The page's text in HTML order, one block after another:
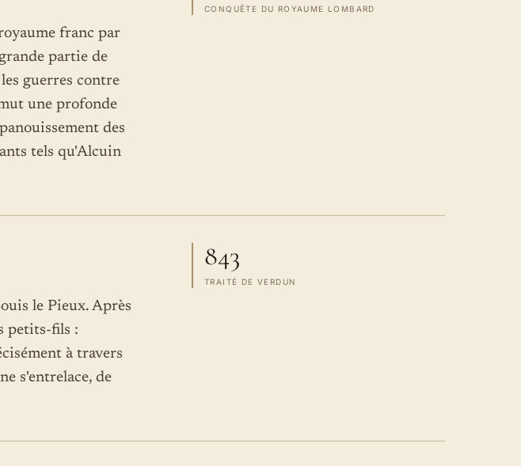
franc par
partie de
guerres contre
une profonde
des
tels qu'Alcuin
CONQUÊTE DU ROYAUME LOMBARD
le Pieux. Après
petits-fils :
à travers
s'entrelace, de
843
TRAITÉ DE VERDUN